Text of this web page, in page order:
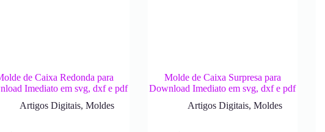
de Caixa Redonda para
Imediato em svg, dxf e pdf
Artigos Digitais, Moldes
Molde de Caixa Surpresa para
Download Imediato em svg, dxf e pdf
Artigos Digitais, Moldes